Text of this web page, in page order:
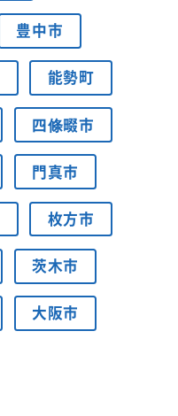
豊中市
能勢町
四條畷市
門真市
枚方市
茨木市
大阪市